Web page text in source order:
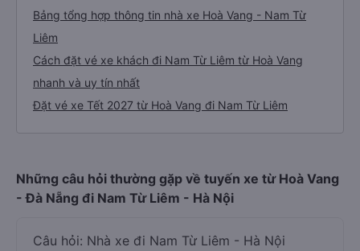
Bảng tổng hợp thông tin nhà xe Hoà Vang - Nam Từ
Liêm
Cách đặt vé xe khách đi Nam Từ Liêm từ Hoà Vang
nhanh và uy tín nhất
Đặt vé xe Tết 2027 từ Hoà Vang đi Nam Từ Liêm
Những câu hỏi thường gặp về tuyến xe từ Hoà Vang
- Đà Nẵng đi Nam Từ Liêm - Hà Nội
Câu hỏi: Nhà xe đi Nam Từ Liêm - Hà Nội